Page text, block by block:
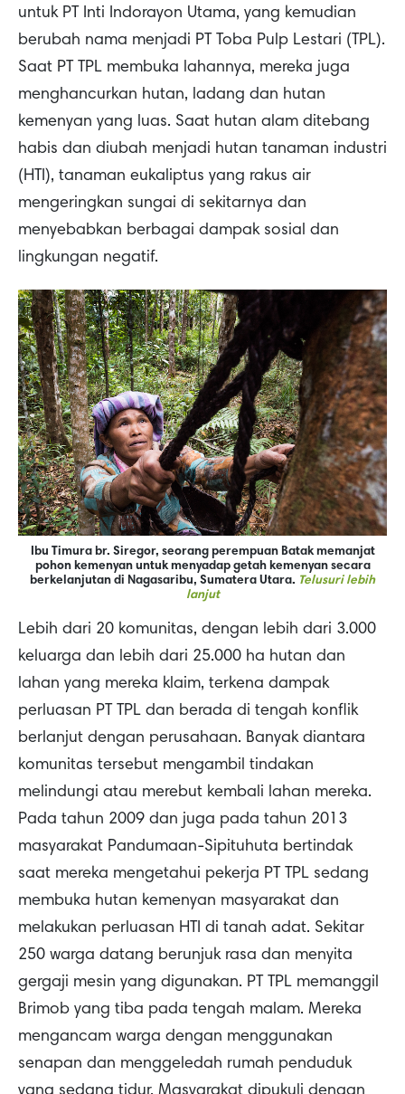
untuk PT Inti Indorayon Utama, yang kemudian
berubah nama menjadi PT Toba Pulp Lestari (TPL).
Saat PT TPL membuka lahannya, mereka juga
menghancurkan hutan, ladang dan hutan
kemenyan yang luas. Saat hutan alam ditebang
habis dan diubah menjadi hutan tanaman industri
(HTI), tanaman eukaliptus yang rakus air
mengeringkan sungai di sekitarnya dan
menyebabkan berbagai dampak sosial dan
lingkungan negatif.
Ibu Timura br. Siregor, seorang perempuan Batak memanjat
pohon kemenyan untuk menyadap getah kemenyan secara
berkelanjutan di Nagasaribu, Sumatera Utara. Telusuri lebih
lanjut
Lebih dari 20 komunitas, dengan lebih dari 3.000
keluarga dan lebih dari 25.000 ha hutan dan
lahan yang mereka klaim, terkena dampak
perluasan PT TPL dan berada di tengah konflik
berlanjut dengan perusahaan. Banyak diantara
komunitas tersebut mengambil tindakan
melindungi atau merebut kembali lahan mereka.
Pada tahun 2009 dan juga pada tahun 2013
masyarakat Pandumaan-Sipituhuta bertindak
saat mereka mengetahui pekerja PT TPL sedang
membuka hutan kemenyan masyarakat dan
melakukan perluasan HTI di tanah adat. Sekitar
250 warga datang berunjuk rasa dan menyita
gergaji mesin yang digunakan. PT TPL memanggil
Brimob yang tiba pada tengah malam. Mereka
mengancam warga dengan menggunakan
senapan dan menggeledah rumah penduduk